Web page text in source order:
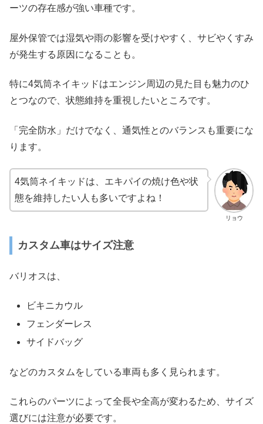
ーツの存在感が強い車種です。
屋外保管では湿気や雨の影響を受けやすく、サビやくすみ
が発生する原因になることも。
特に4気筒ネイキッドはエンジン周辺の見た目も魅力のひ
とつなので、状態維持を重視したいところです。
「完全防水」だけでなく、通気性とのバランスも重要にな
ります。
リョウ
4気筒ネイキッドは、エキパイの焼け色や状
態を維持したい人も多いですよね！
カスタム車はサイズ注意
バリオスは、
ビキニカウル
フェンダーレス
サイドバッグ
などのカスタムをしている車両も多く見られます。
これらのパーツによって全長や全高が変わるため、サイズ
選びには注意が必要です。